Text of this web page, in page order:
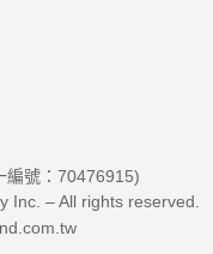
編號：70476915)
Inc. – All rights reserved.